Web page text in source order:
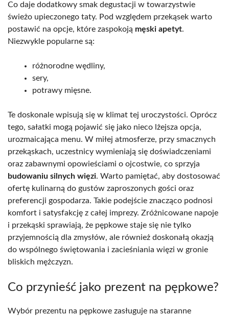
Co daje dodatkowy smak degustacji w towarzystwie
świeżo upieczonego taty. Pod względem przekąsek warto
postawić na opcje, które zaspokoją męski apetyt.
Niezwykle popularne są:
różnorodne wędliny,
sery,
potrawy mięsne.
Te doskonale wpisują się w klimat tej uroczystości. Oprócz
tego, sałatki mogą pojawić się jako nieco lżejsza opcja,
urozmaicająca menu. W miłej atmosferze, przy smacznych
przekąskach, uczestnicy wymieniają się doświadczeniami
oraz zabawnymi opowieściami o ojcostwie, co sprzyja
budowaniu silnych więzi. Warto pamiętać, aby dostosować
ofertę kulinarną do gustów zaproszonych gości oraz
preferencji gospodarza. Takie podejście znacząco podnosi
komfort i satysfakcję z całej imprezy. Zróżnicowane napoje
i przekąski sprawiają, że pępkowe staje się nie tylko
przyjemnością dla zmysłów, ale również doskonałą okazją
do wspólnego świętowania i zacieśniania więzi w gronie
bliskich mężczyzn.
Co przynieść jako prezent na pępkowe?
Wybór prezentu na pępkowe zasługuje na staranne